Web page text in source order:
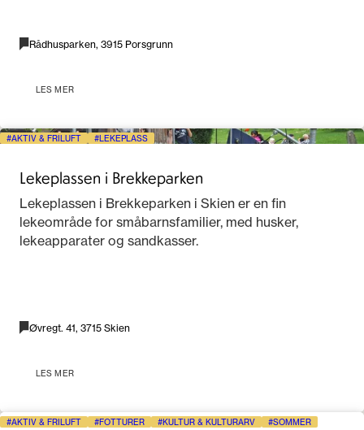
Rådhusparken, 3915 Porsgrunn
LES MER
AKTIV & FRILUFT LEKEPLASS
Lekeplassen i Brekkeparken
Lekeplassen i Brekkeparken i Skien er en fin
lekeområde for småbarnsfamilier, med husker,
lekeapparater og sandkasser.
Øvregt. 41, 3715 Skien
LES MER
AKTIV & FRILUFT FOTTURER KULTUR & KULTURARV SOMMER